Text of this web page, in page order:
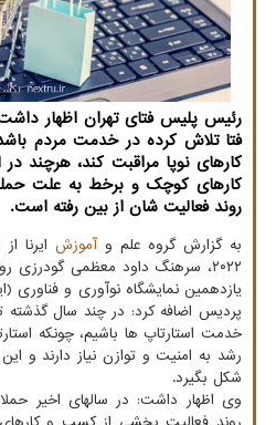
رئیس پلیس فتای تهران اظهار
فتا تلاش کرده در خدمت مردم
کارهای کوچک و برخط به علت
روند فعالیت شان از بین رفته است.
به گزارش گروه علم وآموزش ایرنا
۲۰۲۲، سرهنگ داود معظمی گودرزی
پردیس اضافه کرد: در چند سال گذشته
خدمت استارتاپ ها باشیم، چونکه
رشد به امنیت و توازن نیاز دارند و
شکل بگیرد.
وی اظهار داشت: در سالهای اخیر